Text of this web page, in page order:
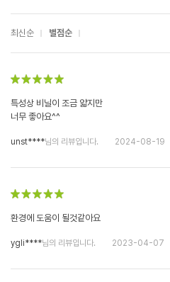
최신순 별점순
특성상 비닐이 조금 얇지만
너무 좋아요^^
unst****님의 리뷰입니다. 2024-08-19
환경에 도움이 될것같아요
ygli****님의 리뷰입니다. 2023-04-07